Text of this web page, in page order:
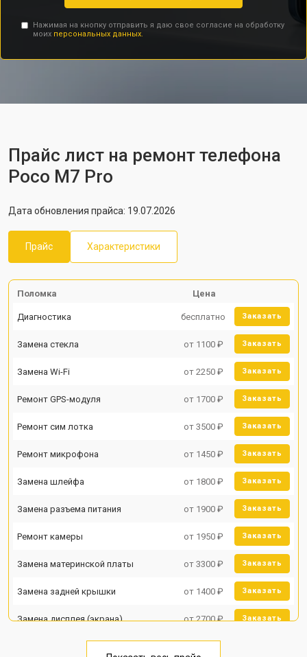
Нажимая на кнопку отправить я даю свое согласие на обработку
моих персональных данных.
Прайс лист на ремонт телефона
Poco M7 Pro
Дата обновления прайса: 19.07.2026
Прайс Характеристики
Поломка Цена
Диагностика бесплатно Заказать
Замена стекла от 1100 ₽ Заказать
Замена Wi-Fi от 2250 ₽ Заказать
Ремонт GPS-модуля от 1700 ₽ Заказать
Ремонт сим лотка от 3500 ₽ Заказать
Ремонт микрофона от 1450 ₽ Заказать
Замена шлейфа от 1800 ₽ Заказать
Замена разъема питания от 1900 ₽ Заказать
Ремонт камеры от 1950 ₽ Заказать
Замена материнской платы от 3300 ₽ Заказать
Замена задней крышки от 1400 ₽ Заказать
Замена дисплея (экрана) от 2700 ₽ Заказать